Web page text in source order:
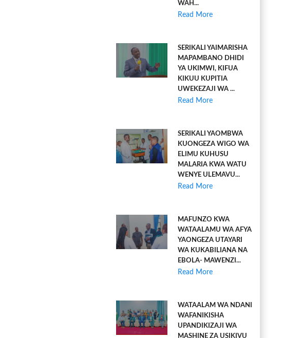
WAH...
Read More
SERIKALI YAIMARISHA
MAPAMBANO DHIDI
YA UKIMWI, KIFUA
KIKUU KUPITIA
UWEKEZAJI WA ...
Read More
SERIKALI YAOMBWA
KUONGEZA WIGO WA
ELIMU KUHUSU
MALARIA KWA WATU
WENYE ULEMAVU...
Read More
MAFUNZO KWA
WATAALAMU WA AFYA
YAONGEZA UTAYARI
WA KUKABILIANA NA
EBOLA- MAWENZI...
Read More
WATAALAM WA NDANI
WAFANIKISHA
UPANDIKIZAJI WA
MASHINE ZA USIKIVU